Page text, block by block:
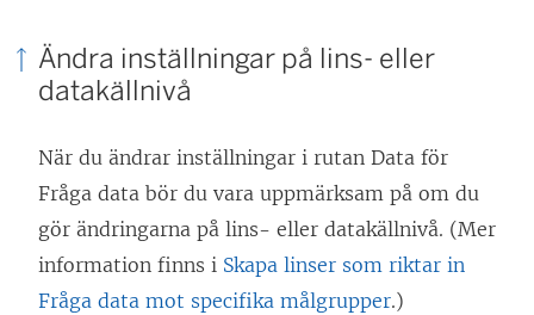
Ändra inställningar på lins- eller
datakällnivå
När du ändrar inställningar i rutan Data för
Fråga data bör du vara uppmärksam på om du
gör ändringarna på lins- eller datakällnivå. (Mer
information finns i Skapa linser som riktar in
Fråga data mot specifika målgrupper.)